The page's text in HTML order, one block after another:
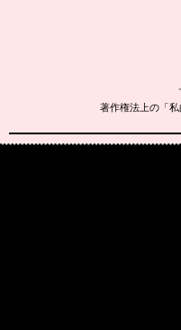
著作権法上の「